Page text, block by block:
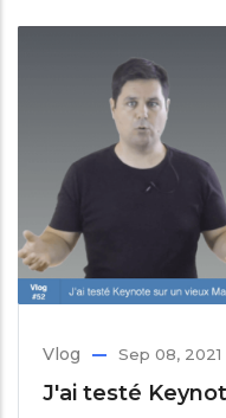
Vlog Sep 08, 2021
J'ai testé